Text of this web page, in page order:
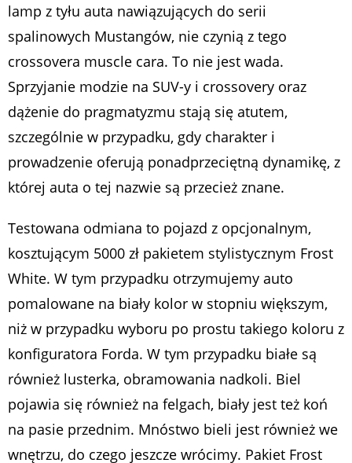
lamp z tyłu auta nawiązujących do serii
spalinowych Mustangów, nie czynią z tego
crossovera muscle cara. To nie jest wada.
Sprzyjanie modzie na SUV-y i crossovery oraz
dążenie do pragmatyzmu stają się atutem,
szczególnie w przypadku, gdy charakter i
prowadzenie oferują ponadprzeciętną dynamikę, z
której auta o tej nazwie są przecież znane.
Testowana odmiana to pojazd z opcjonalnym,
kosztującym 5000 zł pakietem stylistycznym Frost
White. W tym przypadku otrzymujemy auto
pomalowane na biały kolor w stopniu większym,
niż w przypadku wyboru po prostu takiego koloru z
konfiguratora Forda. W tym przypadku białe są
również lusterka, obramowania nadkoli. Biel
pojawia się również na felgach, biały jest też koń
na pasie przednim. Mnóstwo bieli jest również we
wnętrzu, do czego jeszcze wrócimy. Pakiet Frost